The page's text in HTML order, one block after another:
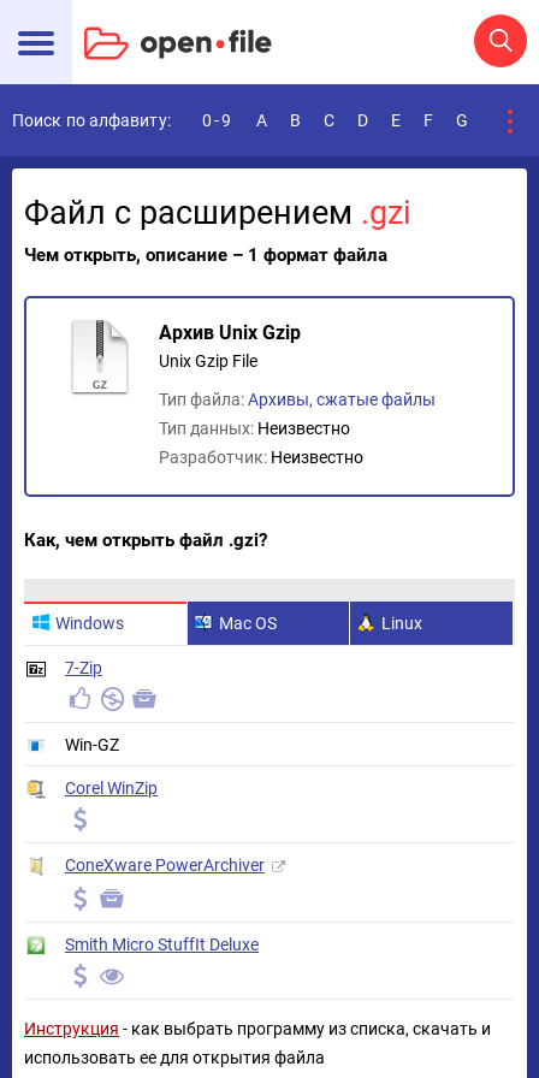
Поиск по алфавиту: 0-9 A B C D E F G
Файл с расширением .gzi
Чем открыть, описание – 1 формат файла
Архив Unix Gzip
Unix Gzip File
Тип файла:Архивы, сжатые файлы
Тип данных: Неизвестно
Разработчик: Неизвестно
Как, чем открыть файл .gzi?
Windows Mac OS Linux
7-Zip
Win-GZ
Corel WinZip
ConeXware PowerArchiver
Smith Micro StuffIt Deluxe
Инструкция - как выбрать программу из списка, скачать и
использовать ее для открытия файла